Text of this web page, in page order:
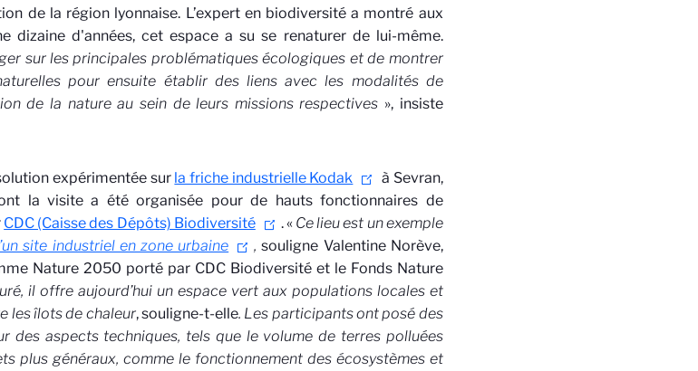
de la région lyonnaise. L’expert en biodiversité a montré aux
dizaine d'années, cet espace a su se renaturer de lui-même.
sur les principales problématiques écologiques et de montrer
pour ensuite établir des liens avec les modalités de
de la nature au sein de leurs missions respectives », insiste
expérimentée sur la friche industrielle Kodak
à Sevran,
la visite a été organisée pour de hauts fonctionnaires de
CDC (Caisse des Dépôts) Biodiversité . «Ce lieu est un exemple
site industriel en zone urbaine ,souligne Valentine Norève,
Nature 2050 porté par CDC Biodiversité et le Fonds Nature
il offre aujourd’hui un espace vert aux populations locales et
les îlots de chaleur, souligne-t-elle. Les participants ont posé des
des aspects techniques, tels que le volume de terres polluées
plus généraux, comme le fonctionnement des écosystèmes et